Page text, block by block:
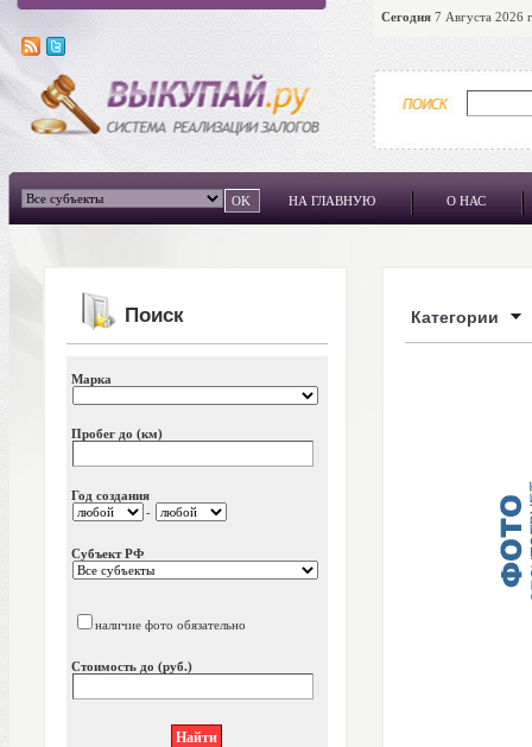
Сегодня 7 Августа 2026
НА ГЛАВНУЮ О НАС
Поиск
Марка
Пробег до (км)
Год создания
-
Субъект РФ
наличие фото обязательно
Стоимость до (руб.)
Категории